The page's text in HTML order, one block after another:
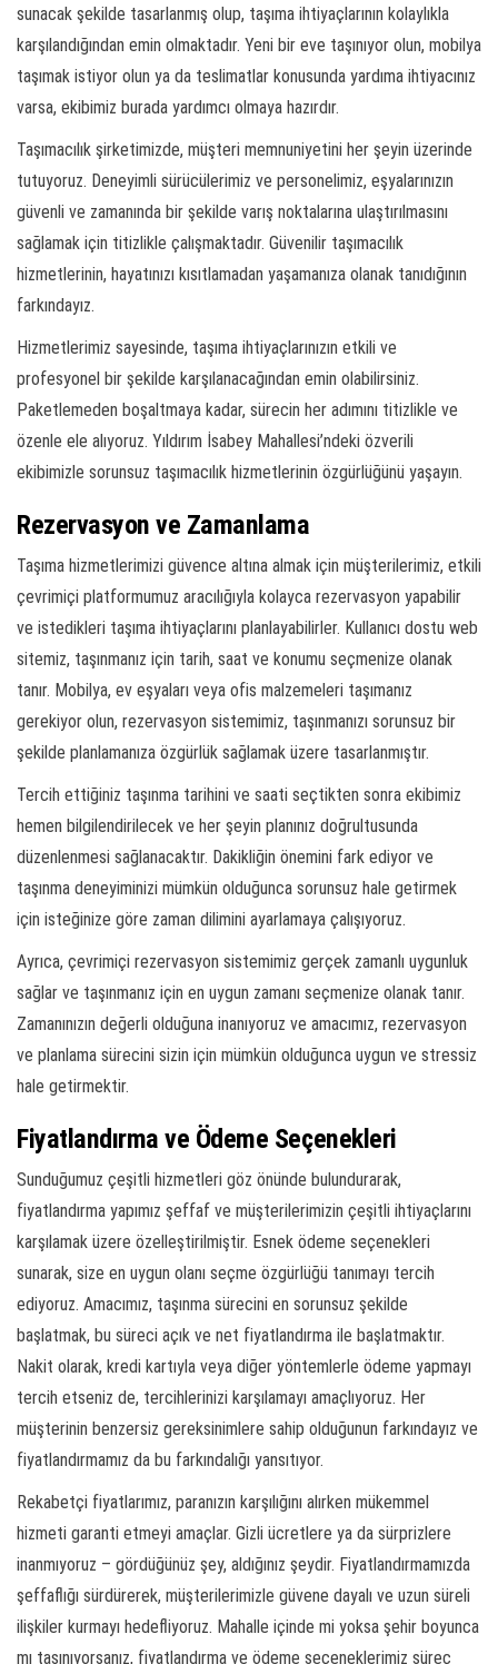
sunacak şekilde tasarlanmış olup, taşıma ihtiyaçlarının kolaylıkla
karşılandığından emin olmaktadır. Yeni bir eve taşınıyor olun, mobilya
taşımak istiyor olun ya da teslimatlar konusunda yardıma ihtiyacınız
varsa, ekibimiz burada yardımcı olmaya hazırdır.
Taşımacılık şirketimizde, müşteri memnuniyetini her şeyin üzerinde
tutuyoruz. Deneyimli sürücülerimiz ve personelimiz, eşyalarınızın
güvenli ve zamanında bir şekilde varış noktalarına ulaştırılmasını
sağlamak için titizlikle çalışmaktadır. Güvenilir taşımacılık
hizmetlerinin, hayatınızı kısıtlamadan yaşamanıza olanak tanıdığının
farkındayız.
Hizmetlerimiz sayesinde, taşıma ihtiyaçlarınızın etkili ve
profesyonel bir şekilde karşılanacağından emin olabilirsiniz.
Paketlemeden boşaltmaya kadar, sürecin her adımını titizlikle ve
özenle ele alıyoruz. Yıldırım İsabey Mahallesi’ndeki özverili
ekibimizle sorunsuz taşımacılık hizmetlerinin özgürlüğünü yaşayın.
Rezervasyon ve Zamanlama
Taşıma hizmetlerimizi güvence altına almak için müşterilerimiz, etkili
çevrimiçi platformumuz aracılığıyla kolayca rezervasyon yapabilir
ve istedikleri taşıma ihtiyaçlarını planlayabilirler. Kullanıcı dostu web
sitemiz, taşınmanız için tarih, saat ve konumu seçmenize olanak
tanır. Mobilya, ev eşyaları veya ofis malzemeleri taşımanız
gerekiyor olun, rezervasyon sistemimiz, taşınmanızı sorunsuz bir
şekilde planlamanıza özgürlük sağlamak üzere tasarlanmıştır.
Tercih ettiğiniz taşınma tarihini ve saati seçtikten sonra ekibimiz
hemen bilgilendirilecek ve her şeyin planınız doğrultusunda
düzenlenmesi sağlanacaktır. Dakikliğin önemini fark ediyor ve
taşınma deneyiminizi mümkün olduğunca sorunsuz hale getirmek
için isteğinize göre zaman dilimini ayarlamaya çalışıyoruz.
Ayrıca, çevrimiçi rezervasyon sistemimiz gerçek zamanlı uygunluk
sağlar ve taşınmanız için en uygun zamanı seçmenize olanak tanır.
Zamanınızın değerli olduğuna inanıyoruz ve amacımız, rezervasyon
ve planlama sürecini sizin için mümkün olduğunca uygun ve stressiz
hale getirmektir.
Fiyatlandırma ve Ödeme Seçenekleri
Sunduğumuz çeşitli hizmetleri göz önünde bulundurarak,
fiyatlandırma yapımız şeffaf ve müşterilerimizin çeşitli ihtiyaçlarını
karşılamak üzere özelleştirilmiştir. Esnek ödeme seçenekleri
sunarak, size en uygun olanı seçme özgürlüğü tanımayı tercih
ediyoruz. Amacımız, taşınma sürecini en sorunsuz şekilde
başlatmak, bu süreci açık ve net fiyatlandırma ile başlatmaktır.
Nakit olarak, kredi kartıyla veya diğer yöntemlerle ödeme yapmayı
tercih etseniz de, tercihlerinizi karşılamayı amaçlıyoruz. Her
müşterinin benzersiz gereksinimlere sahip olduğunun farkındayız ve
fiyatlandırmamız da bu farkındalığı yansıtıyor.
Rekabetçi fiyatlarımız, paranızın karşılığını alırken mükemmel
hizmeti garanti etmeyi amaçlar. Gizli ücretlere ya da sürprizlere
inanmıyoruz – gördüğünüz şey, aldığınız şeydir. Fiyatlandırmamızda
şeffaflığı sürdürerek, müşterilerimizle güvene dayalı ve uzun süreli
ilişkiler kurmayı hedefliyoruz. Mahalle içinde mi yoksa şehir boyunca
mı taşınıyorsanız, fiyatlandırma ve ödeme seçeneklerimiz süreç